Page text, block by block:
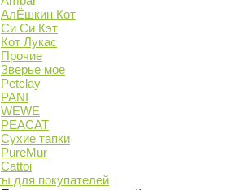
АлЁшкин Кот
Си Си Кэт
Кот Лукас
Прочие
Зверье мое
Petclay
PANI
WEWE
PEACAT
Сухие тапки
PureMur
Cattoi
для покупателей